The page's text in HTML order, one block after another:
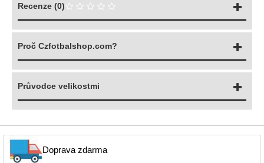
Recenze (0)
Proč Czfotbalshop.com?
Průvodce velikostmi
Doprava zdarma